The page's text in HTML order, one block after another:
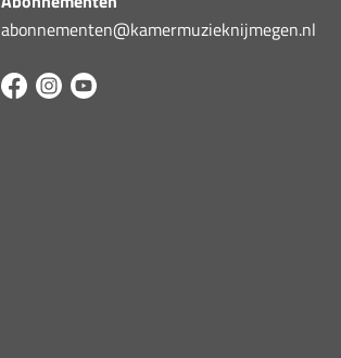
abonnementen@kamermuzieknijmegen.nl